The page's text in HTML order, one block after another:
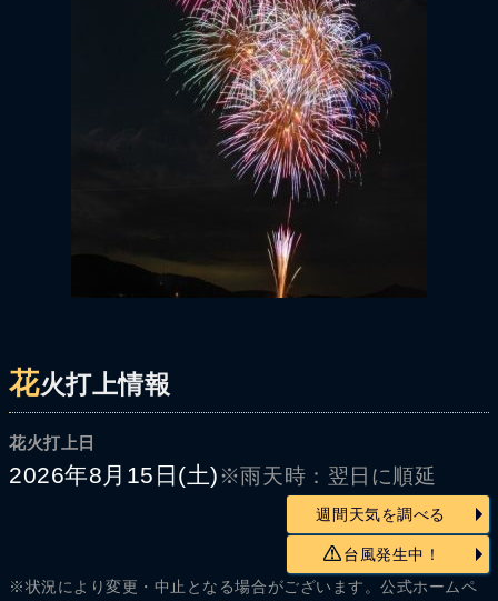
花火打上情報
花火打上日
2026年8月15日(土)※雨天時：翌日に順延
週間天気を調べる
台風発生中！
※状況により変更・中止となる場合がございます。公式ホームペ